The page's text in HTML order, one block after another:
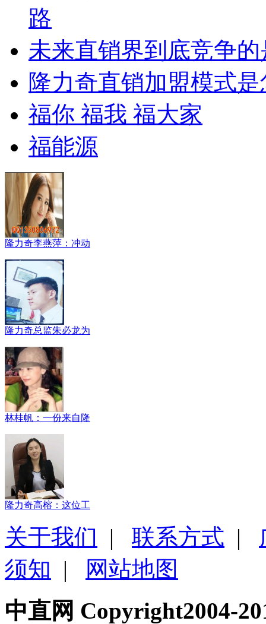
路
未来直销界到底竞争
隆力奇直销加盟模式
福你 福我 福大家
福能源
隆力奇李燕萍：冲动
隆力奇总监朱必龙为
林桂帆：一份来自隆
隆力奇高榕：这位工
关于我们 | 联系方式 |
须知 |
网站地图
中直网 Copyright2004-